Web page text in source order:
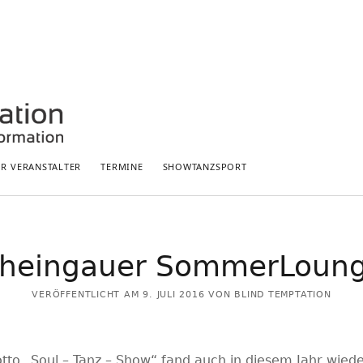
VERANSTALTER TERMINE SHOWTANZSPORT
Saison 2024: „Zeitlos“
Hessenmeisterschaft 2023
„Dem Bann verfallen“
VERÖFFENTLICHT AM 9. JULI 2016 VON BLIND TEMPTATION